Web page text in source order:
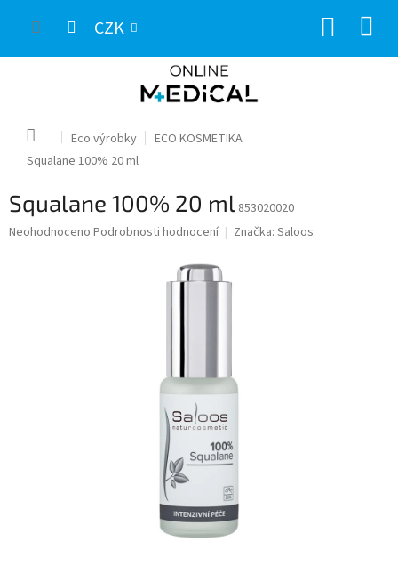
CZK
Domů Eco výrobky
ECO KOSMETIKA
Squalane 100% 20 ml
Squalane 100% 20 ml 853020020
Průměrné
Neohodnoceno Podrobnosti hodnocení Značka: Saloos